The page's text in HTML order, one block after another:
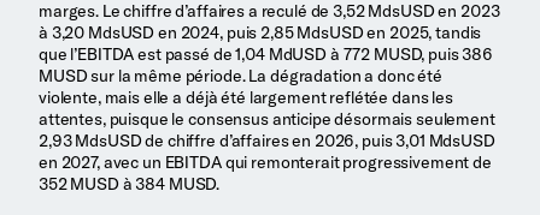
marges. Le chiffre d’affaires a reculé de 3,52 MdsUSD en 2023
à 3,20 MdsUSD en 2024, puis 2,85 MdsUSD en 2025, tandis
que l’EBITDA est passé de 1,04 MdUSD à 772 MUSD, puis 386
MUSD sur la même période. La dégradation a donc été
violente, mais elle a déjà été largement reflétée dans les
attentes, puisque le consensus anticipe désormais seulement
2,93 MdsUSD de chiffre d’affaires en 2026, puis 3,01 MdsUSD
en 2027, avec un EBITDA qui remonterait progressivement de
352 MUSD à 384 MUSD.